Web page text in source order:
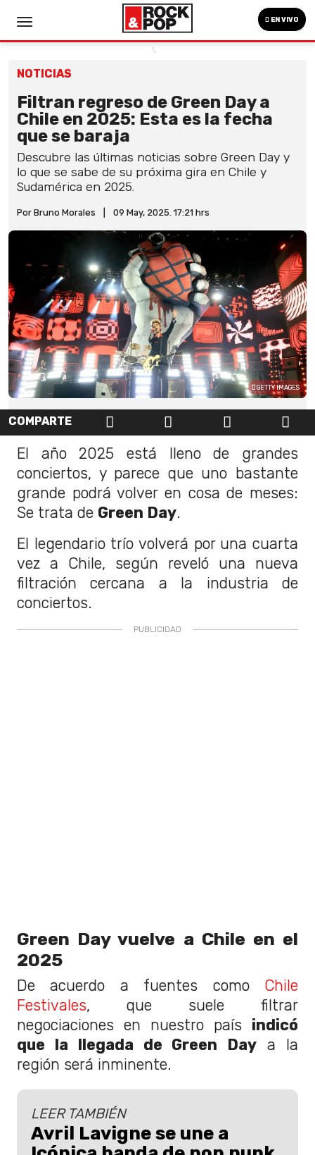
EN VIVO
NOTICIAS
Filtran regreso de Green Day a
Chile en 2025: Esta es la fecha
que se baraja
Descubre las últimas noticias sobre Green Day y
lo que se sabe de su próxima gira en Chile y
Sudamérica en 2025.
Por Bruno Morales 09 May, 2025. 17:21 hrs
GETTY IMAGES
COMPARTE
El año 2025 está lleno de grandes
conciertos, y parece que uno bastante
grande podrá volver en cosa de meses:
Se trata de Green Day.
El legendario trío volverá por una cuarta
vez a Chile, según reveló una nueva
filtración cercana a la industria de
conciertos.
Green Day vuelve a Chile en el
2025
De acuerdo a fuentes como Chile
Festivales, que suele filtrar
negociaciones en nuestro país indicó
que la llegada de Green Day a la
región será inminente.
LEER TAMBIÉN
Avril Lavigne se une a